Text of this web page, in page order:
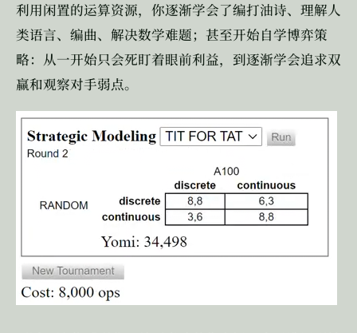
利用闲置的运算资源，你逐渐学会了编打油诗、理解人
类语言、编曲、解决数学难题；甚至开始自学博弈策
略：从一开始只会死盯着眼前利益，到逐渐学会追求双
赢和观察对手弱点。